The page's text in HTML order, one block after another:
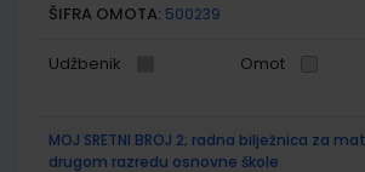
ŠIFRA OMOTA: 500239
Udžbenik Omot
MOJ SRETNI BROJ 2; radna bilježnica za
drugom razredu osnovne škole